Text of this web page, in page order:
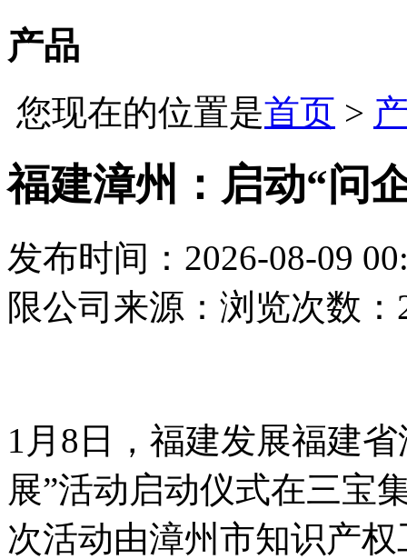
产品
您现在的位置是首页 >
福建漳州：启动“问
发布时间：2026-08-09
限公司 来源： 浏览次数：
1月8日，福建发展福建
展”活动启动仪式在三宝
次活动由漳州市知识产